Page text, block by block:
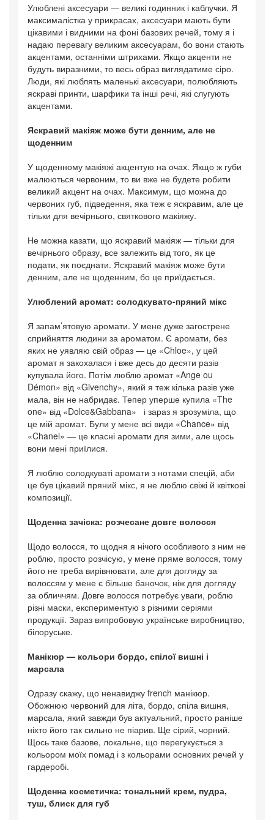
Улюблені аксесуари — великі годинник і каблучки. Я
максималістка у прикрасах, аксесуари мають бути
цікавими і видними на фоні базових речей, тому я і
надаю перевагу великим аксесуарам, бо вони стають
акцентами, останніми штрихами. Якщо акценти не
будуть виразними, то весь образ виглядатиме сіро.
Люди, які люблять маленькі аксесуари, полюбляють
яскраві принти, шарфики та інші речі, які слугують
акцентами.
Яскравий макіяж може бути денним, але не
щоденним
У щоденному макіяжі акцентую на очах. Якщо ж губи
малюються червоним, то ви вже не будете робити
великий акцент на очах. Максимум, що можна до
червоних губ, підведення, яка теж є яскравим, але це
тільки для вечірнього, святкового макіяжу.
Не можна казати, що яскравий макіяж — тільки для
вечірнього образу, все залежить від того, як це
подати, як поєднати. Яскравий макіяж може бути
денним, але не щоденним, бо це приїдається.
Улюблений аромат: солодкувато-пряний мікс
Я запам’ятовую аромати. У мене дуже загострене
сприйняття людини за ароматом. Є аромати, без
яких не уявляю свій образ — це «Chloe», у цей
аромат я закохалася і вже десь до десяти разів
купувала його. Потім люблю аромат «Ange ou
Démon» від «Givenchy», який я теж кілька разів уже
мала, він не набридає. Тепер уперше купила «The
one» від «Dolce&Gabbana» і зараз я зрозуміла, що
це мій аромат. Були у мене всі види «Chance» від
«Chanel» — це класні аромати для зими, але щось
вони мені приїлися.
Я люблю солодкуваті аромати з нотами спецій, аби
це був цікавий пряний мікс, я не люблю свіжі й квіткові
композиції.
Щоденна зачіска: розчесане довге волосся
Щодо волосся, то щодня я нічого особливого з ним не
роблю, просто розчісую, у мене пряме волосся, тому
його не треба вирівнювати, але для догляду за
волоссям у мене є більше баночок, ніж для догляду
за обличчям. Довге волосся потребує уваги, роблю
різні маски, експериментую з різними серіями
продукції. Зараз випробовую українське виробництво,
білоруське.
Манікюр — кольори бордо, спілої вишні і
марсала
Одразу скажу, що ненавиджу french манікюр.
Обожнюю червоний для літа, бордо, спіла вишня,
марсала, який завжди був актуальний, просто раніше
ніхто його так сильно не піарив. Ще сірий, чорний.
Щось таке базове, локальне, що перегукується з
кольором моїх помад і з кольорами основних речей у
гардеробі.
Щоденна косметичка: тональний крем, пудра,
туш, блиск для губ